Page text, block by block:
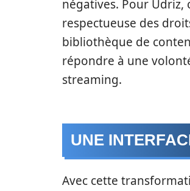
négatives. Pour
respectueuse des
bibliothèque de
répondre à une
streaming.
UNE
Avec cette